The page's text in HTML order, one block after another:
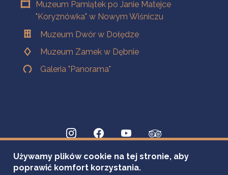
Muzeum Pamiątek po Janie Matejce
"Koryznówka" w Nowym Wiśniczu
Muzeum Dwór w Dołędze
Muzeum Zamek w Dębnie
Galeria "Panorama"
Używamy plików cookie na tej stronie, aby
poprawić komfort korzystania.